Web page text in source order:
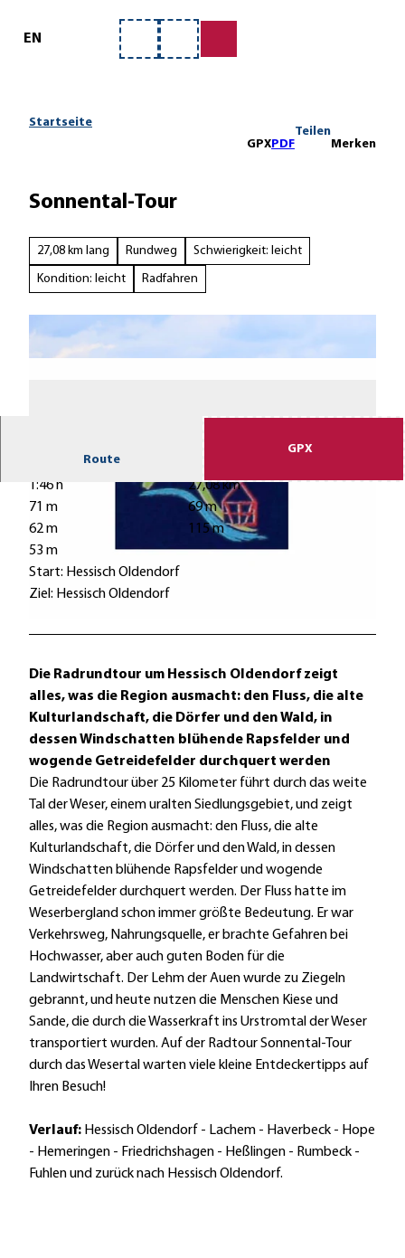
EN
Merkzettel
Suche
Startseite
GPXPDF
Teilen
Merken
Sonnental-Tour
27,08 km lang Rundweg Schwierigkeit: leicht
Kondition: leicht Radfahren
Route
GPX
1:46 h
27,08 km
71 m
69 m
62 m
115 m
53 m
Start: Hessisch Oldendorf
Ziel: Hessisch Oldendorf
Die Radrundtour um Hessisch Oldendorf zeigt
alles, was die Region ausmacht: den Fluss, die alte
Kulturlandschaft, die Dörfer und den Wald, in
dessen Windschatten blühende Rapsfelder und
wogende Getreidefelder durchquert werden
Die Radrundtour über 25 Kilometer führt durch das weite
Tal der Weser, einem uralten Siedlungsgebiet, und zeigt
alles, was die Region ausmacht: den Fluss, die alte
Kulturlandschaft, die Dörfer und den Wald, in dessen
Windschatten blühende Rapsfelder und wogende
Getreidefelder durchquert werden. Der Fluss hatte im
Weserbergland schon immer größte Bedeutung. Er war
Verkehrsweg, Nahrungsquelle, er brachte Gefahren bei
Hochwasser, aber auch guten Boden für die
Landwirtschaft. Der Lehm der Auen wurde zu Ziegeln
gebrannt, und heute nutzen die Menschen Kiese und
Sande, die durch die Wasserkraft ins Urstromtal der Weser
transportiert wurden. Auf der Radtour Sonnental-Tour
durch das Wesertal warten viele kleine Entdeckertipps auf
Ihren Besuch!
Verlauf: Hessisch Oldendorf - Lachem - Haverbeck - Hope
- Hemeringen - Friedrichshagen - Heßlingen - Rumbeck -
Fuhlen und zurück nach Hessisch Oldendorf.